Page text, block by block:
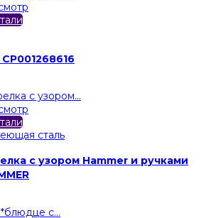
сталь
с узором Hammer и ручками